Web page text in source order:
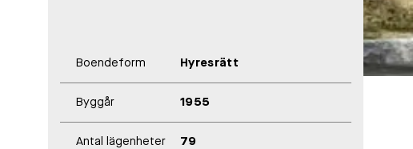
Boendeform Hyresrätt
Byggår 1955
Antal lägenheter 79